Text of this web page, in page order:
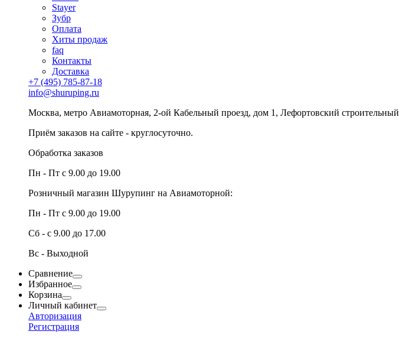
Stayer
Зубр
Оплата
Хиты продаж
faq
Контакты
Доставка
+7 (495) 785-87-18
info@shuruping.ru
Москва, метро Авиамоторная, 2-ой Кабельный проезд, дом 1, Лефортовский
Приём заказов на сайте - круглосуточно.
Обработка заказов
Пн - Пт с 9.00 до 19.00
Розничный магазин Шурупинг на Авиамоторной:
Пн - Пт с 9.00 до 19.00
Сб - с 9.00 до 17.00
Вс - Выходной
Сравнение
Избранное
Корзина
Личный кабинет
Авторизация
Регистрация